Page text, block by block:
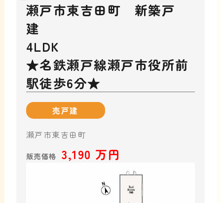
瀬戸市東吉田町 新築戸
建
★名鉄瀬戸線瀬戸市役所前
駅徒歩6分★
売戸建
瀬戸市東吉田町
販売価格 3,190 万円